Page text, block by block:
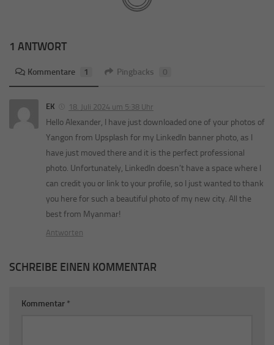
1 ANTWORT
Kommentare 1 Pingbacks 0
EK 18. Juli 2024 um 5:38 Uhr
Hello Alexander, I have just downloaded one of your photos of
Yangon from Upsplash for my LinkedIn banner photo, as I
have just moved there and it is the perfect professional
photo. Unfortunately, LinkedIn doesn’t have a space where I
can credit you or link to your profile, so I just wanted to thank
you here for such a beautiful photo of my new city. All the
best from Myanmar!
Antworten
SCHREIBE EINEN KOMMENTAR
Kommentar *